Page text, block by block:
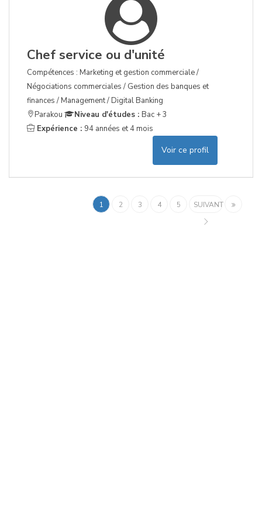
Chef service ou d'unité
Compétences : Marketing et gestion commerciale /
Négociations commerciales / Gestion des banques et
finances / Management / Digital Banking
Parakou
Niveau d'études : Bac + 3
Expérience : 94 années et 4 mois
Voir ce profil
1 2 3 4 5 SUIVANT